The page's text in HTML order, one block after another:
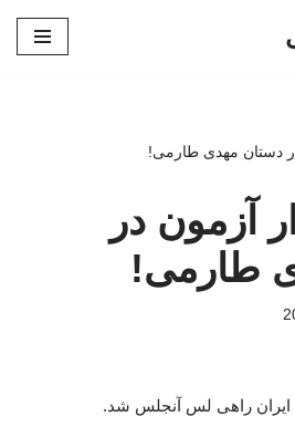
دستان مهدی طارمی!
در
طارمی!
ایران راهی لس آنجلس شد.